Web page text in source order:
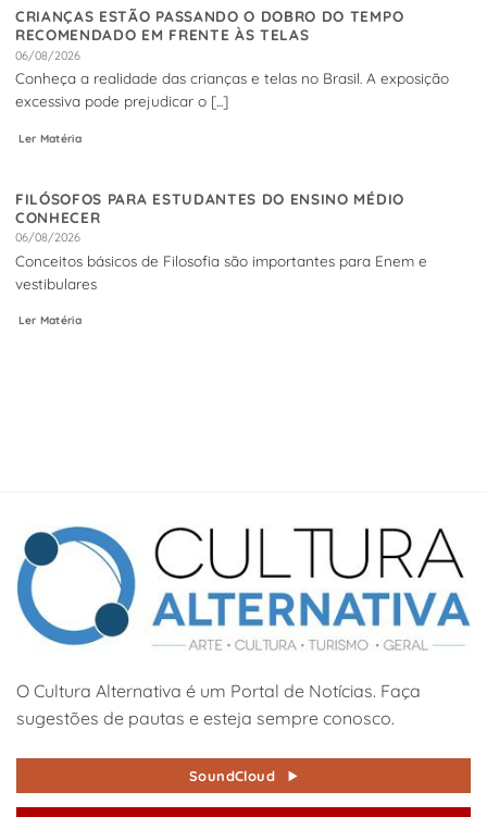
CRIANÇAS ESTÃO PASSANDO O DOBRO DO TEMPO
RECOMENDADO EM FRENTE ÀS TELAS
06/08/2026
Conheça a realidade das crianças e telas no Brasil. A exposição
excessiva pode prejudicar o [...]
Ler Matéria
FILÓSOFOS PARA ESTUDANTES DO ENSINO MÉDIO
CONHECER
06/08/2026
Conceitos básicos de Filosofia são importantes para Enem e
vestibulares
Ler Matéria
O Cultura Alternativa é um Portal de Notícias. Faça
sugestões de pautas e esteja sempre conosco.
SoundCloud